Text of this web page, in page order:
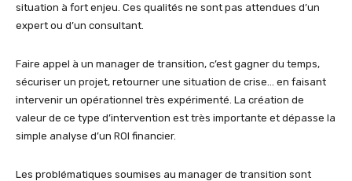
situation à fort enjeu. Ces qualités ne sont pas attendues d’un
expert ou d’un consultant.
Faire appel à un manager de transition, c’est gagner du temps,
sécuriser un projet, retourner une situation de crise… en faisant
intervenir un opérationnel très expérimenté. La création de
valeur de ce type d’intervention est très importante et dépasse la
simple analyse d’un ROI financier.
Les problématiques soumises au manager de transition sont